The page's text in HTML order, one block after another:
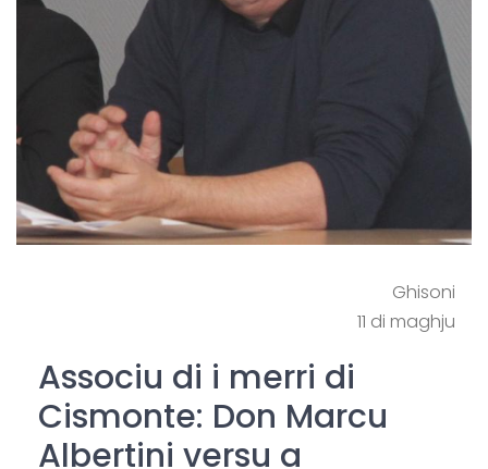
Ghisoni
11 di maghju
Associu di i merri di
Cismonte: Don Marcu
Albertini versu a